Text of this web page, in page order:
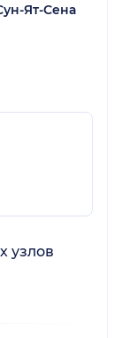
Ят-Сена
узлов